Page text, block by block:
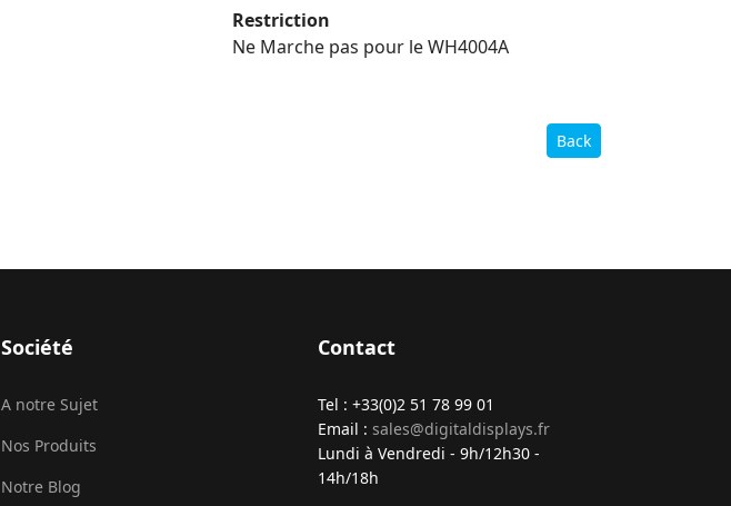
Restriction
Ne Marche pas pour le WH4004A
Back
Société
A notre Sujet
Nos Produits
Notre Blog
Contact
Tel : +33(0)2 51 78 99 01
Email : sales@digitaldisplays.fr
Lundi à Vendredi - 9h/12h30 -
14h/18h